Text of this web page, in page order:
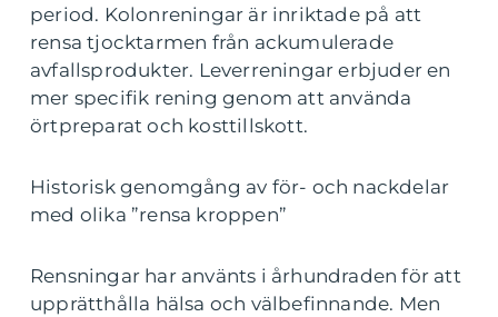
period. Kolonreningar är inriktade på att
rensa tjocktarmen från ackumulerade
avfallsprodukter. Leverreningar erbjuder en
mer specifik rening genom att använda
örtpreparat och kosttillskott.
Historisk genomgång av för- och nackdelar
med olika ”rensa kroppen”
Rensningar har använts i århundraden för att
upprätthålla hälsa och välbefinnande. Men